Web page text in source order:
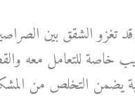
تغزو الشقق بين
خاصة للتعامل معه
يضمن التخلص من